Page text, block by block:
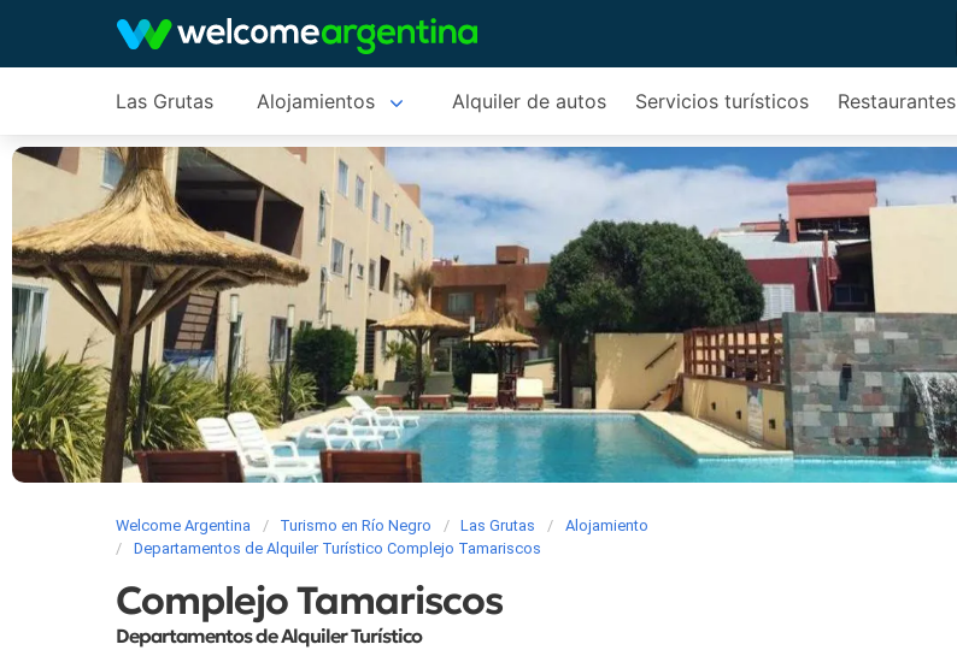
Las Grutas Alojamientos Alquiler de autos Servicios turísticos Restaurantes
Welcome Argentina Turismo en Río Negro Las Grutas
Alojamiento
Departamentos de Alquiler Turístico Complejo Tamariscos
Complejo Tamariscos
Departamentos de Alquiler Turístico